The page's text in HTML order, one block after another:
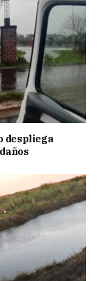
despliega